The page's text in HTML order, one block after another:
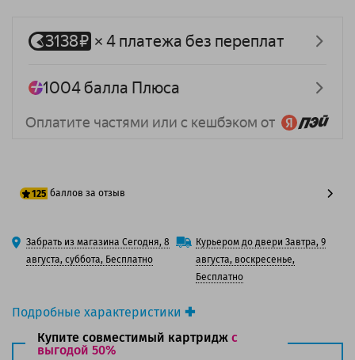
Подробные характеристики
Производитель принтера:Kyocera
Производитель:Kyocera
125 баллов за отзыв
100 баллов
125 баллов
Забрать из магазина Сегодня, 8
августа, суббота, Бесплатно
Курьером до двери Завтра, 9
августа, воскресенье,
Бесплатно
Купите совместимый картридж с
выгодой 50%